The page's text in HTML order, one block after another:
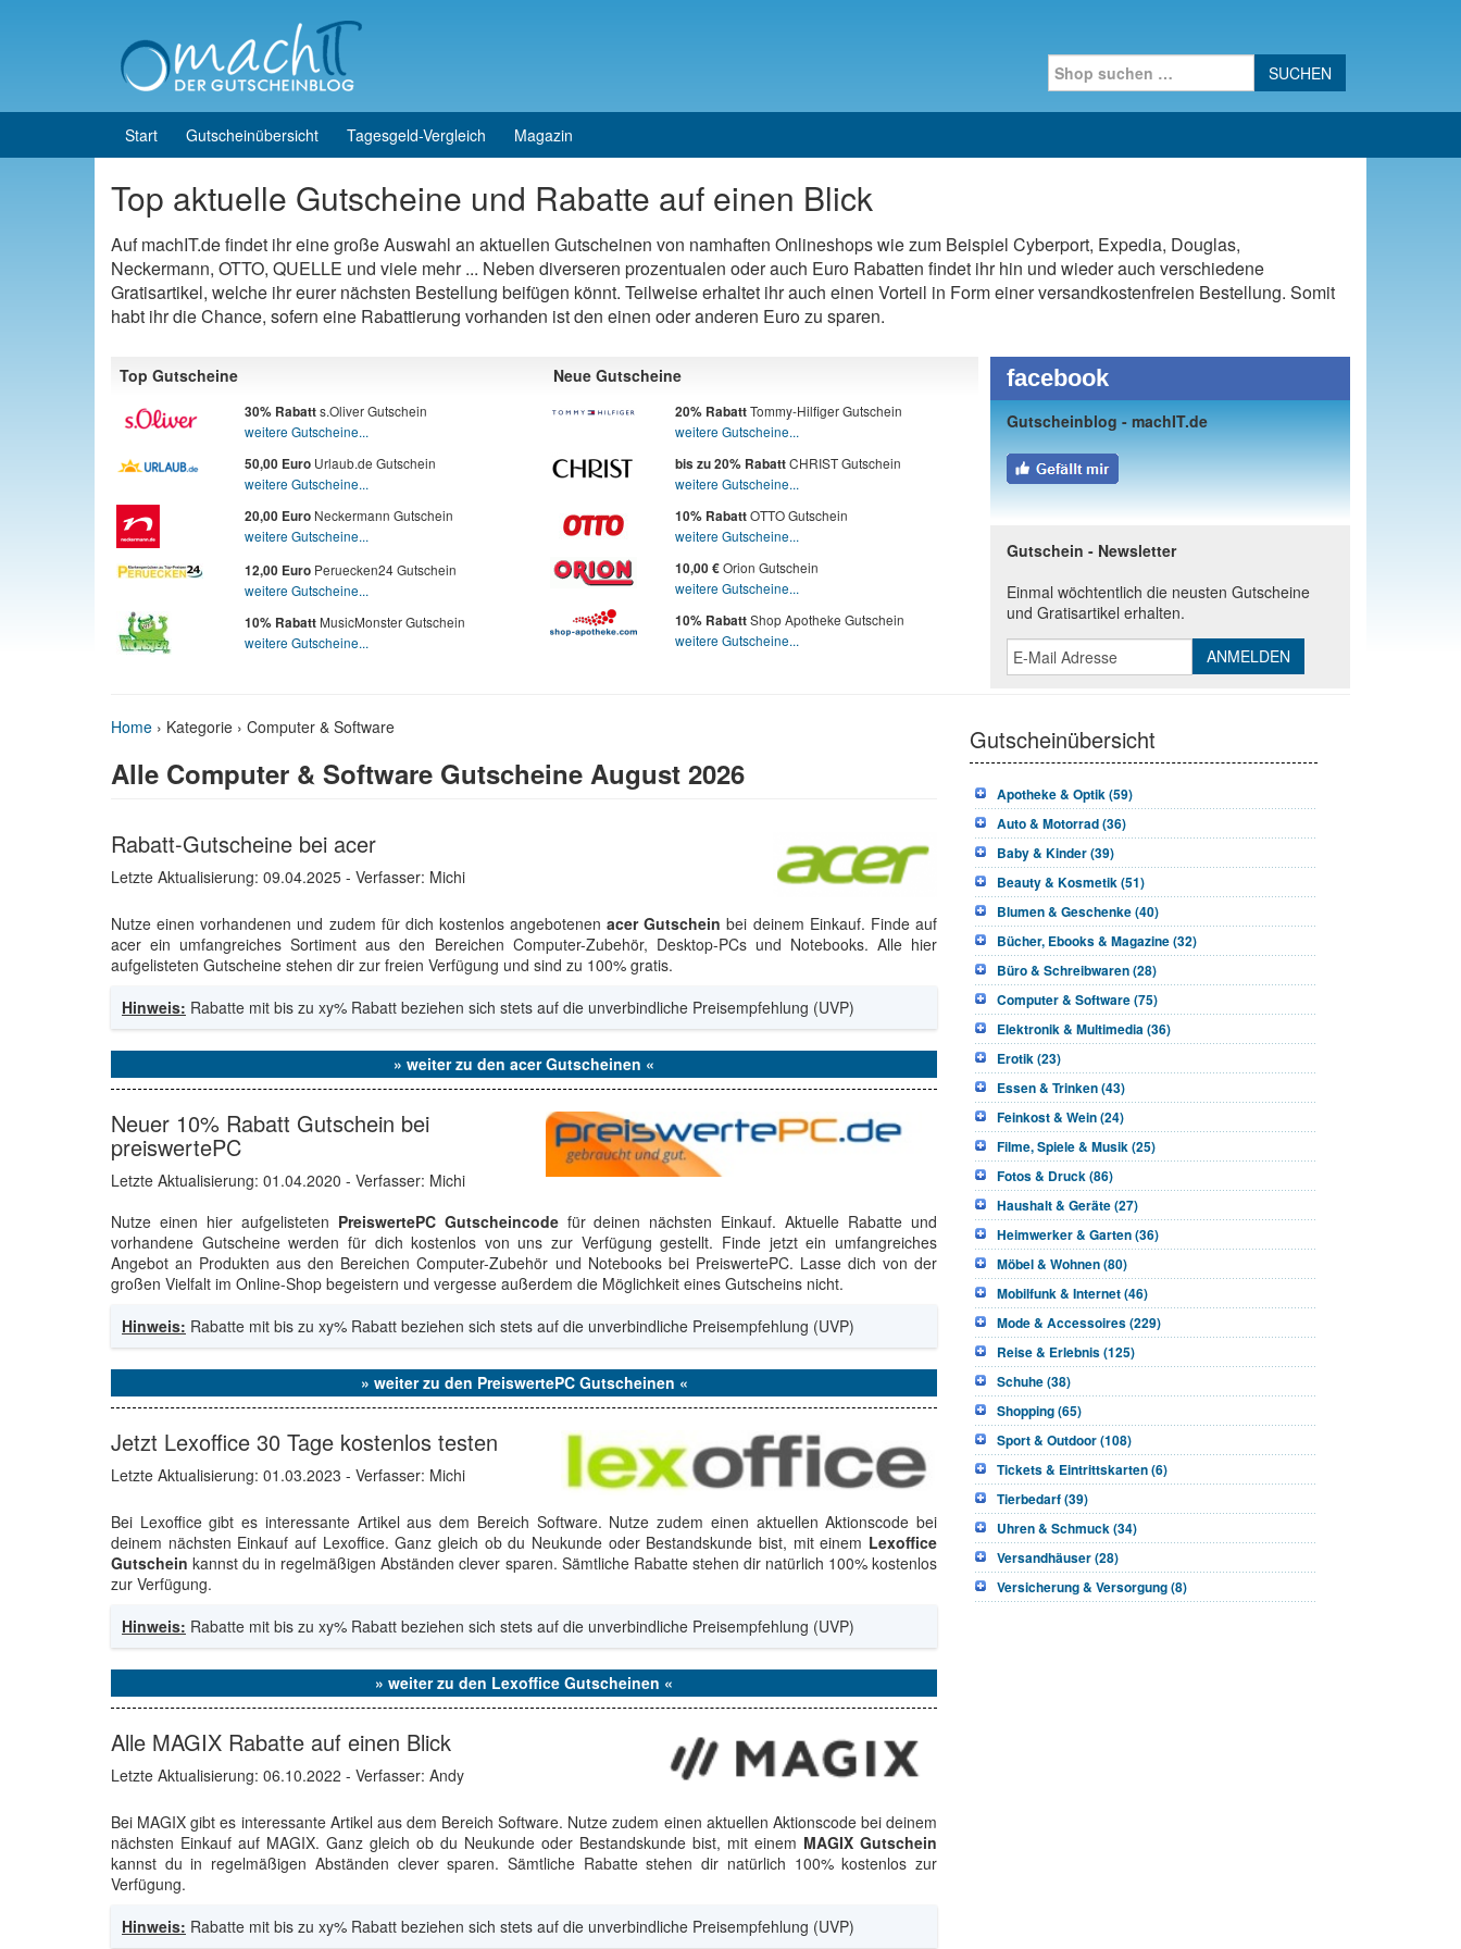
Search for:
Start Gutscheinübersicht Tagesgeld-Vergleich Magazin
Top aktuelle Gutscheine und Rabatte auf einen Blick
Auf machIT.de findet ihr eine große Auswahl an aktuellen Gutscheinen von namhaften Onlineshops wie zum Beispiel Cyberport, Expedia, Douglas,
Neckermann, OTTO, QUELLE und viele mehr ... Neben diverseren prozentualen oder auch Euro Rabatten findet ihr hin und wieder auch verschiedene
Gratisartikel, welche ihr eurer nächsten Bestellung beifügen könnt. Teilweise erhaltet ihr auch einen Vorteil in Form einer versandkostenfreien Bestellung. Somit
habt ihr die Chance, sofern eine Rabattierung vorhanden ist den einen oder anderen Euro zu sparen.
Top Gutscheine
30% Rabatts.Oliver Gutschein
weitere Gutscheine...
50,00 Euro Urlaub.de Gutschein
weitere Gutscheine...
20,00 Euro Neckermann Gutschein
weitere Gutscheine...
12,00 Euro Peruecken24 Gutschein
weitere Gutscheine...
10% Rabatt MusicMonster Gutschein
weitere Gutscheine...
Neue Gutscheine
20% RabattTommy-Hilfiger Gutschein
weitere Gutscheine...
bis zu 20% RabattCHRIST Gutschein
weitere Gutscheine...
10% RabattOTTO Gutschein
weitere Gutscheine...
10,00 €Orion Gutschein
weitere Gutscheine...
10% RabattShop Apotheke Gutschein
weitere Gutscheine...
facebook
Gutscheinblog - machIT.de
Gutschein - Newsletter
Einmal wöchtentlich die neusten Gutscheine
und Gratisartikel erhalten.
Home › Kategorie › Computer & Software
Alle Computer & Software Gutscheine August 2026
Rabatt-Gutscheine bei acer
Letzte Aktualisierung: 09.04.2025 - Verfasser: Michi
Nutze einen vorhandenen und zudem für dich kostenlos angebotenenacer Gutschein bei deinem Einkauf. Finde auf
acer ein umfangreiches Sortiment aus den Bereichen Computer-Zubehör, Desktop-PCs und Notebooks. Alle hier
aufgelisteten Gutscheine stehen dir zur freien Verfügung und sind zu 100% gratis.
Hinweis: Rabatte mit bis zu xy% Rabatt beziehen sich stets auf die unverbindliche Preisempfehlung (UVP)
» weiter zu den acer Gutscheinen «
Neuer 10% Rabatt Gutschein bei
preiswertePC
Letzte Aktualisierung: 01.04.2020 - Verfasser: Michi
Nutze einen hier aufgelisteten PreiswertePC Gutscheincodefür deinen nächsten Einkauf. Aktuelle Rabatte und
vorhandene Gutscheine werden für dich kostenlos von uns zur Verfügung gestellt. Finde jetzt ein umfangreiches
Angebot an Produkten aus den Bereichen Computer-Zubehör und Notebooks bei PreiswertePC. Lasse dich von der
großen Vielfalt im Online-Shop begeistern und vergesse außerdem die Möglichkeit eines Gutscheins nicht.
Hinweis: Rabatte mit bis zu xy% Rabatt beziehen sich stets auf die unverbindliche Preisempfehlung (UVP)
» weiter zu den PreiswertePC Gutscheinen «
Jetzt Lexoffice 30 Tage kostenlos testen
Letzte Aktualisierung: 01.03.2023 - Verfasser: Michi
Bei Lexoffice gibt es interessante Artikel aus dem Bereich Software. Nutze zudem einen aktuellen Aktionscode bei
deinem nächsten Einkauf auf Lexoffice. Ganz gleich ob du Neukunde oder Bestandskunde bist, mit einem Lexoffice
Gutschein kannst du in regelmäßigen Abständen clever sparen. Sämtliche Rabatte stehen dir natürlich 100% kostenlos
zur Verfügung.
Hinweis: Rabatte mit bis zu xy% Rabatt beziehen sich stets auf die unverbindliche Preisempfehlung (UVP)
» weiter zu den Lexoffice Gutscheinen «
Alle MAGIX Rabatte auf einen Blick
Letzte Aktualisierung: 06.10.2022 - Verfasser: Andy
Bei MAGIX gibt es interessante Artikel aus dem Bereich Software. Nutze zudem einen aktuellen Aktionscode bei deinem
nächsten Einkauf auf MAGIX. Ganz gleich ob du Neukunde oder Bestandskunde bist, mit einem MAGIX Gutschein
kannst du in regelmäßigen Abständen clever sparen. Sämtliche Rabatte stehen dir natürlich 100% kostenlos zur
Verfügung.
Hinweis: Rabatte mit bis zu xy% Rabatt beziehen sich stets auf die unverbindliche Preisempfehlung (UVP)
Gutscheinübersicht
Apotheke & Optik (59)
Auto & Motorrad (36)
Baby & Kinder (39)
Beauty & Kosmetik (51)
Blumen & Geschenke (40)
Bücher, Ebooks & Magazine (32)
Büro & Schreibwaren (28)
Computer & Software (75)
Elektronik & Multimedia (36)
Erotik (23)
Essen & Trinken (43)
Feinkost & Wein (24)
Filme, Spiele & Musik (25)
Fotos & Druck (86)
Haushalt & Geräte (27)
Heimwerker & Garten (36)
Möbel & Wohnen (80)
Mobilfunk & Internet (46)
Mode & Accessoires (229)
Reise & Erlebnis (125)
Schuhe (38)
Shopping (65)
Sport & Outdoor (108)
Tickets & Eintrittskarten (6)
Tierbedarf (39)
Uhren & Schmuck (34)
Versandhäuser (28)
Versicherung & Versorgung (8)